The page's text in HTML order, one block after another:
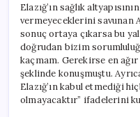
Elazığ’ın sağlık
vermeyeceklerini savunan
sonuç ortaya çıkarsa bu
doğrudan bizim
kaçmam. Gerekirse en
şeklinde konuşmuştu.
Elazığ’ın kabul etmediği
olmayacaktır” ifadelerini